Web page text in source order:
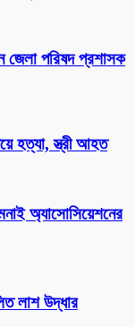
পরিষদ প্রশাসক
হত্যা, স্ত্রী আহত
অ্যাসোসিয়েশনের
লাশ উদ্ধার